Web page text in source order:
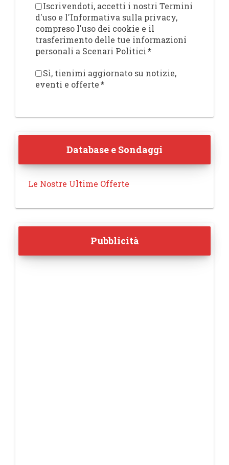
Iscrivendoti, accetti i nostri Termini
d'uso e l'Informativa sulla privacy,
compreso l'uso dei cookie e il
trasferimento delle tue informazioni
personali a Scenari Politici*
Sì, tienimi aggiornato su notizie,
eventi e offerte*
Database e Sondaggi
Le Nostre Ultime Offerte
Pubblicità